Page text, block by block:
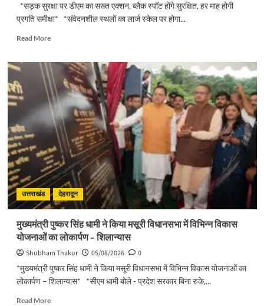
*सड़क सुरक्षा पर डीएम का सख्त एक्शन, ब्लैक स्पॉट होंगे सुरक्षित, हर माह होगी
प्रगति समीक्षा* *संवेदनशील स्थलों का लार्ज स्केल पर होगा...
Read MoreRead
सड़क
सुरक्षा
पर
डीएम
का
सख्त
एक्शन,
ब्लैक
स्पॉट
होंगे
सुरक्षित,
हर
माह
प्रगति
समीक्षा
उत्तराखंड देहरादून
मुख्यमंत्री पुष्कर सिंह धामी ने किया मसूरी विधानसभा में विभिन्न विकास
योजनाओं का लोकार्पण – शिलान्यास
Shubham Thakur 05/08/2026
0
*मुख्यमंत्री पुष्कर सिंह धामी ने किया मसूरी विधानसभा में विभिन्न विकास योजनाओं का
लोकार्पण – शिलान्यास* *सीएम धामी बोले - प्रदेश सरकार बिना रुके,...
Read MoreRead